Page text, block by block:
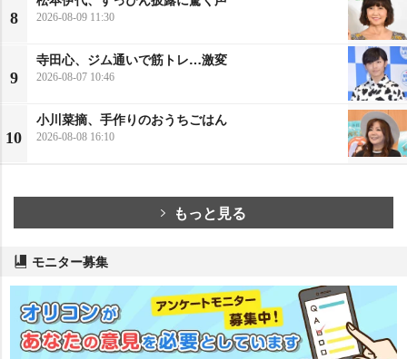
8 2026-08-09 11:30
9
寺田心、ジム通いで筋トレ…激変
2026-08-07 10:46
10
小川菜摘、手作りのおうちごはん
2026-08-08 16:10
もっと見る
モニター募集